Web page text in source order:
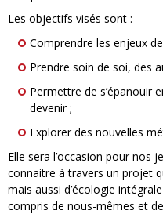
Les objectifs visés sont :
Comprendre les enjeux
Prendre soin de soi, des
Permettre de s’épanouir
devenir ;
Explorer des nouvelles
Elle sera l’occasion pour nos
connaitre à travers un projet
mais aussi d’écologie
compris de nous-mêmes et